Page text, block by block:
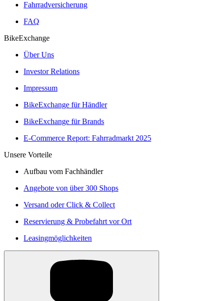
Fahrradversicherung
FAQ
BikeExchange
Über Uns
Investor Relations
Impressum
BikeExchange für Händler
BikeExchange für Brands
E-Commerce Report: Fahrradmarkt 2025
Unsere Vorteile
Aufbau vom Fachhändler
Angebote von über 300 Shops
Versand oder Click & Collect
Reservierung & Probefahrt vor Ort
Leasingmöglichkeiten